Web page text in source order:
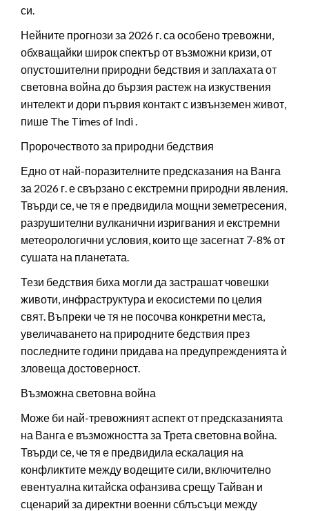
си.
Нейните прогнози за 2026 г. са особено тревожни,
обхващайки широк спектър от възможни кризи, от
опустошителни природни бедствия и заплахата от
световна война до бързия растеж на изкуствения
интелект и дори първия контакт с извънземен живот,
пише The Times of Indi .
Пророчеството за природни бедствия
Едно от най-поразителните предсказания на Ванга
за 2026 г. е свързано с екстремни природни явления.
Твърди се, че тя е предвидила мощни земетресения,
разрушителни вулканични изригвания и екстремни
метеорологични условия, които ще засегнат 7-8% от
сушата на планетата.
Тези бедствия биха могли да застрашат човешки
животи, инфраструктура и екосистеми по целия
свят. Въпреки че тя не посочва конкретни места,
увеличаването на природните бедствия през
последните години придава на предупрежденията ѝ
зловеща достоверност.
Възможна световна война
Може би най-тревожният аспект от предсказанията
на Ванга е възможността за Трета световна война.
Твърди се, че тя е предвидила ескалация на
конфликтите между водещите сили, включително
евентуална китайска офанзива срещу Тайван и
сценарий за директни военни сблъсъци между